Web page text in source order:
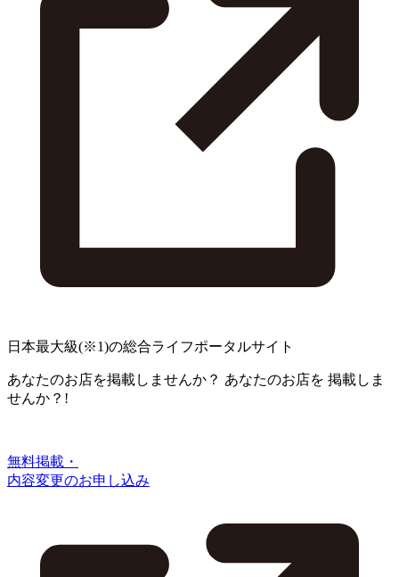
日本最大級(※1)の総合ライフポータルサイト
あなたのお店を掲載しませんか？ あなたのお店を 掲載しま
せんか？!
無料掲載・
内容変更のお申し込み